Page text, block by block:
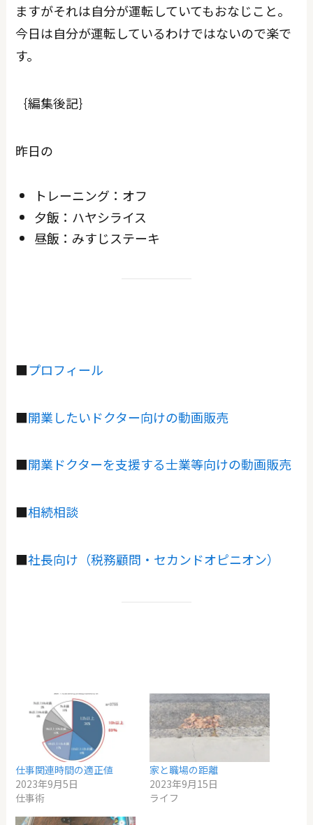
ますがそれは自分が運転していてもおなじこと。
今日は自分が運転しているわけではないので楽で
す。
｛編集後記｝
昨日の
トレーニング：オフ
夕飯：ハヤシライス
昼飯：みすじステーキ
■プロフィール
■開業したいドクター向けの動画販売
■開業ドクターを支援する士業等向けの動画販売
■相続相談
■社長向け（税務顧問・セカンドオピニオン）
仕事関連時間の適正値
2023年9月5日
仕事術
家と職場の距離
2023年9月15日
ライフ